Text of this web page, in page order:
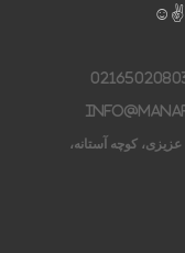
✌️☺️
خیابان عزیزی، کوچه آستانه،